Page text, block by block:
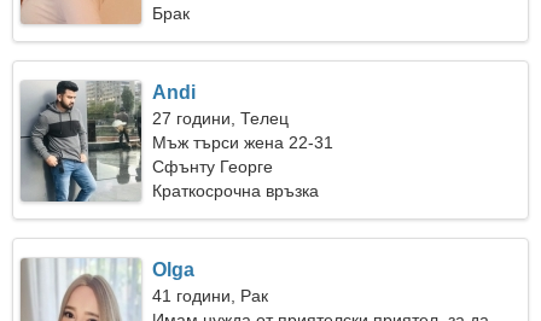
Брак
Andi
27 години, Телец
Мъж търси жена 22-31
Сфънту Георге
Краткосрочна връзка
Olga
41 години, Рак